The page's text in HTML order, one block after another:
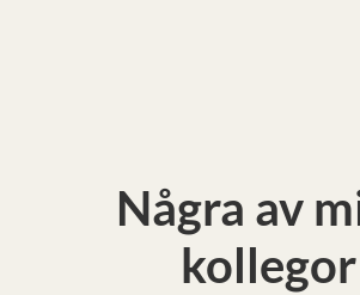
Några av
kollegor